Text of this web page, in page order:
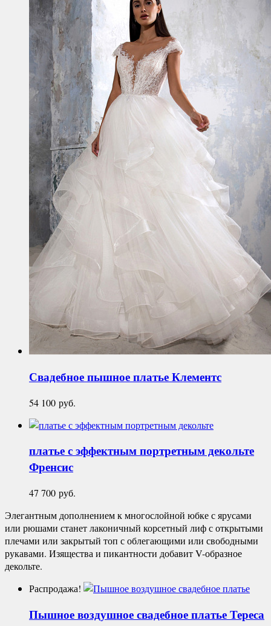
Свадебное пышное платьеКлементс
54 100 руб.
платье с эффектным портретным декольте
Френсис
47 700 руб.
Элегантным дополнением к многослойной юбке с ярусами
или рюшами станет лаконичный корсетный лиф с открытыми
плечами или закрытый топ с облегающими или свободными
рукавами. Изящества и пикантности добавит V-образное
декольте.
Распродажа!
Пышное воздушное свадебное платьеТереса